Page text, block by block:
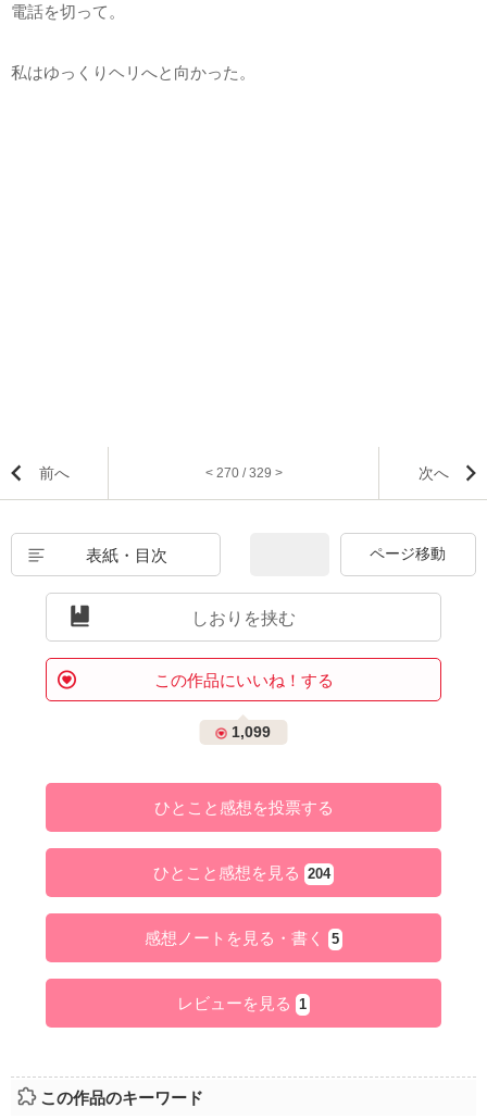
電話を切って。
私はゆっくりヘリへと向かった。
前へ < 270 / 329 > 次へ
表紙・目次
しおりを挟む
この作品にいいね！する
1,099
ひとこと感想を投票する
ひとこと感想を見る 204
感想ノートを見る・書く 5
レビューを見る 1
この作品のキーワード